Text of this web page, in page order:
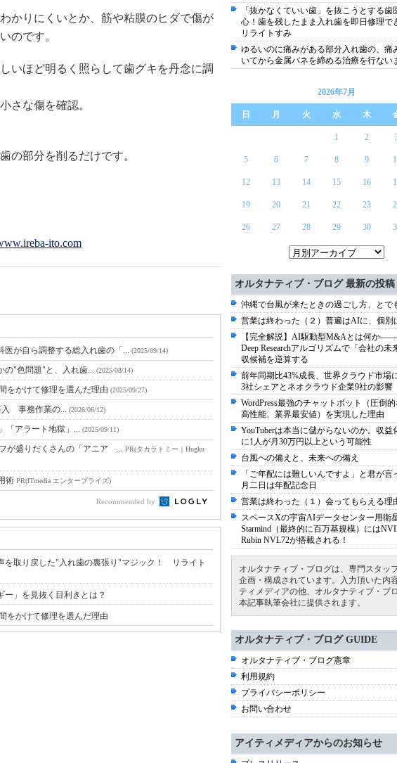
かりにくいとか、筋や粘膜のヒダで傷が
のです。
いほど明るく照らして歯グキを丹念に調
さな傷を確認。
の部分を削るだけです。
ito.com
が自ら調整する総入れ歯の「... (2025/09/14)
の"色問題"と、入れ歯... (2025/08/14)
をかけて修理を選んだ理由 (2025/09/27)
入 事務作業の... (2026/06/12)
「アラート地獄」... (2025/09/11)
が盛りだくさんの「アニア ... PR(タカラトミー｜Hugku
術 PR(ITmedia エンタープライズ)
Recommended by
を取り戻した"入れ歯の裏張り"マジック！ リライト
」を見抜く目利きとは？
をかけて修理を選んだ理由
「抜かなくていい歯」を抜こうとする歯
心！歯を残したまま入れ歯を即日修理
リライトすみ
ゆるいのに痛みがある部分入れ歯の、痛
いてから金属バネを締める治療を行ない
2026年7月
日 月 火 水 木
1 2
5 6 7 8 9
12 13 14 15 16
19 20 21 22 23
26 27 28 29 30
オルタナティブ・ブログ 最新の投稿
沖縄で台風が来たときの過ごし方、とで
営業は終わった（２）普遍はAIに、個別
【完全解説】AI駆動型M&Aとは何か
Deep Researchアルゴリズムで「会社の未
収候補を逆算する
前年同期比43%成長、世界クラウド市場
3社シェアとネオクラウド企業9社の影響
WordPress最強のチャットボット（圧倒
高性能、業界最安値）を実現した理由
YouTuberは本当に儲からないのか。収益
に1人が月30万円以上という可能性
台風への備えと、未来への備え
「ご年配には難しいんですよ」と君が言
月二日は年配記念日
営業は終わった（１）会ってもらえる理
スペースXの宇宙AIデータセンター用衛
Starmind（最終的に百万基規模）には
Rubin NVL72が搭載される！
オルタナティブ・ブログは、専門スタッ
企画・構成されています。入力頂いた内
ティメディアの他、オルタナティブ・ブ
本記事執筆会社に提供されます。
オルタナティブ・ブログ GUIDE
オルタナティブ・ブログ憲章
利用規約
プライバシーポリシー
お問い合わせ
アイティメディアからのお知らせ